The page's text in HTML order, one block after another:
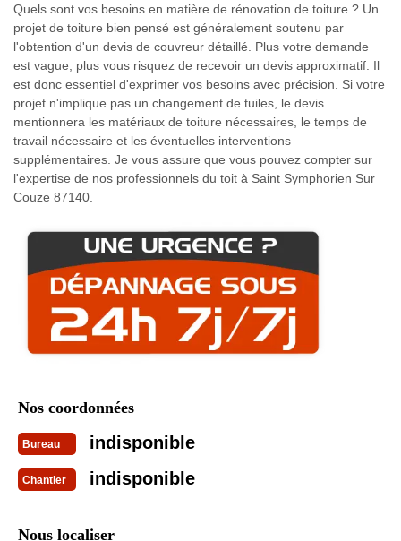
Quels sont vos besoins en matière de rénovation de toiture ? Un
projet de toiture bien pensé est généralement soutenu par
l'obtention d'un devis de couvreur détaillé. Plus votre demande
est vague, plus vous risquez de recevoir un devis approximatif. Il
est donc essentiel d'exprimer vos besoins avec précision. Si votre
projet n'implique pas un changement de tuiles, le devis
mentionnera les matériaux de toiture nécessaires, le temps de
travail nécessaire et les éventuelles interventions
supplémentaires. Je vous assure que vous pouvez compter sur
l'expertise de nos professionnels du toit à Saint Symphorien Sur
Couze 87140.
Nos coordonnées
Bureau indisponible
Chantier indisponible
Nous localiser